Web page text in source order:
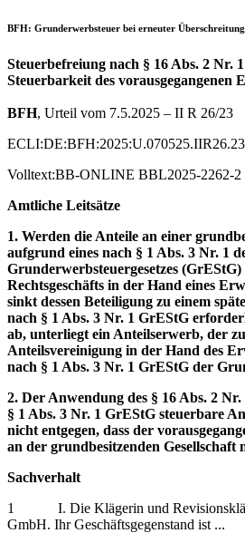
BFH: Grunderwerbsteuer bei erneuter
Steuerbefreiung nach § 16 Abs. 2 Nr.
Steuerbarkeit des vorausgegangenen
BFH, Urteil vom 7.5.2025 – II R 26/23
Volltext:BB-ONLINE BBL2025-2262-2
Amtliche Leitsätze
1. Werden die Anteile an einer
aufgrund eines nach § 1 Abs. 3 Nr. 1
Grunderwerbsteuergesetzes (GrEStG)
Rechtsgeschäfts in der Hand eines
sinkt dessen Beteiligung zu einem
nach § 1 Abs. 3 Nr. 1 GrEStG
ab, unterliegt ein Anteilserwerb, der
Anteilsvereinigung in der Hand des
nach § 1 Abs. 3 Nr. 1 GrEStG der
2. Der Anwendung des § 16 Abs. 2
§ 1 Abs. 3 Nr. 1 GrEStG steuerbare
nicht entgegen, dass der
an der grundbesitzenden Gesellschaft
Sachverhalt
1 I. Die Klägerin und
GmbH. Ihr Geschäftsgegenstand ist ...